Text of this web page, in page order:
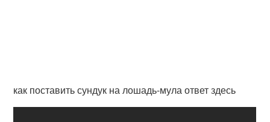
как поставить сундук на лошадь-мула ответ здесь